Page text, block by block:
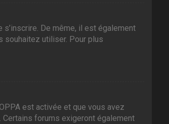
De même, il est également
souhaitez utiliser. Pour plus
est activée et que vous avez
forums exigeront également